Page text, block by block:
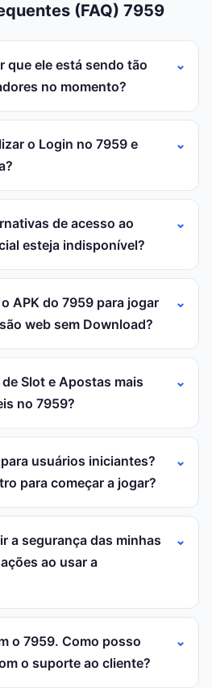
(FAQ) 7959
que ele está sendo tão
no momento?
o Login no 7959 e
de acesso ao
esteja indisponível?
APK do 7959 para jogar
web sem Download?
Slot e Apostas mais
no 7959?
usuários iniciantes?
para começar a jogar?
a segurança das minhas
ao usar a
o 7959. Como posso
o suporte ao cliente?